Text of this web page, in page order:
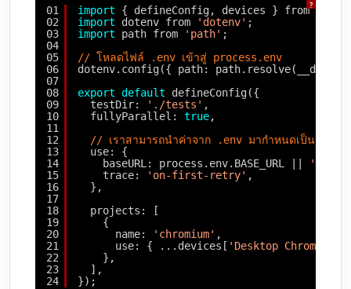
?
01
02
03
04
05
06
07
08
09
10
11
12
13
14
15
16
17
18
19
20
21
22
23
24
import { defineConfig, devices } from
import
dotenv from 'dotenv' ;
import
path from 'path' ;
// โหลดไฟล์ .env เข้าสู่ process.env
dotenv.config({ path:
export default
defineConfig({
testDir:
'./tests' ,
fullyParallel: true,
// เราสามารถนำค่าจาก .env มากำหนดเป็น
use: {
baseURL: process.env.BASE_URL ||
'
trace:
'on-first-retry' ,
},
projects: [
{
name:
'chromium' ,
use: { ...devices[ 'Desktop Chrome'
},
],
});